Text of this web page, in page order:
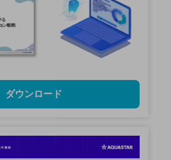
ダウンロード